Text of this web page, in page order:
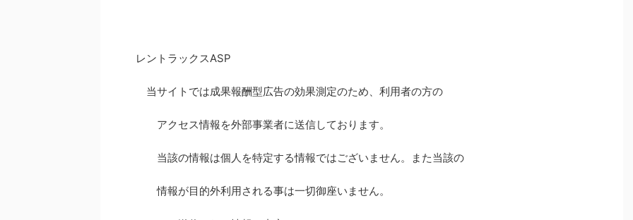
レントラックスASP
当サイトでは成果報酬型広告の効果測定のため、利用者の方の
アクセス情報を外部事業者に送信しております。
当該の情報は個人を特定する情報ではございません。また当該の
情報が目的外利用される事は一切御座いません。